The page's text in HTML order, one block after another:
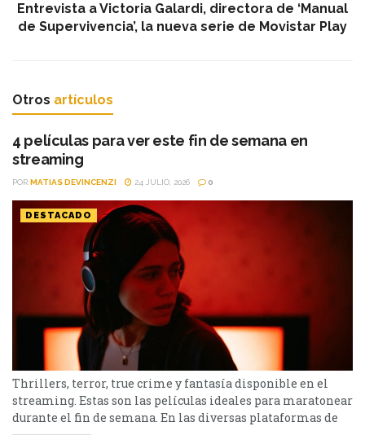
Entrevista a Victoria Galardi, directora de ‘Manual
de Supervivencia’, la nueva serie de Movistar Play
Otros artículos
4 películas para ver este fin de semana en
streaming
POR MATIAS DEVINCENZI 24 JULIO, 2026 0
DESTACADO
Thrillers, terror, true crime y fantasía disponible en el
streaming. Estas son las películas ideales para maratonear
durante el fin de semana. En las diversas plataformas de